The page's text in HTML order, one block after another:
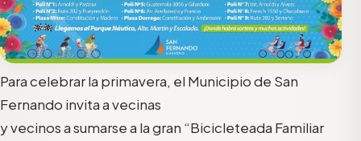
Para celebrar la primavera, el Municipio de San
Fernando invita a vecinas
y vecinos a sumarse a la gran “Bicicleteada Familiar